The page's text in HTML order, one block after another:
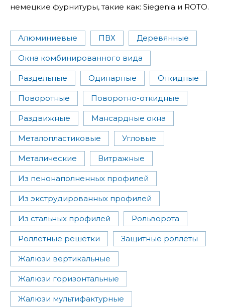
немецкие фурнитуры, такие как: Siegenia и ROTO.
Алюминиевые ПВХ Деревянные
Окна комбинированного вида
Раздельные Одинарные Откидные
Поворотные Поворотно-откидные
Раздвижные Мансардные окна
Металопластиковые Угловые
Металические Витражные
Из пенонаполненных профилей
Из экструдированных профилей
Из стальных профилей Рольворота
Роллетные решетки Защитные роллеты
Жалюзи вертикальные
Жалюзи горизонтальные
Жалюзи мультифактурные